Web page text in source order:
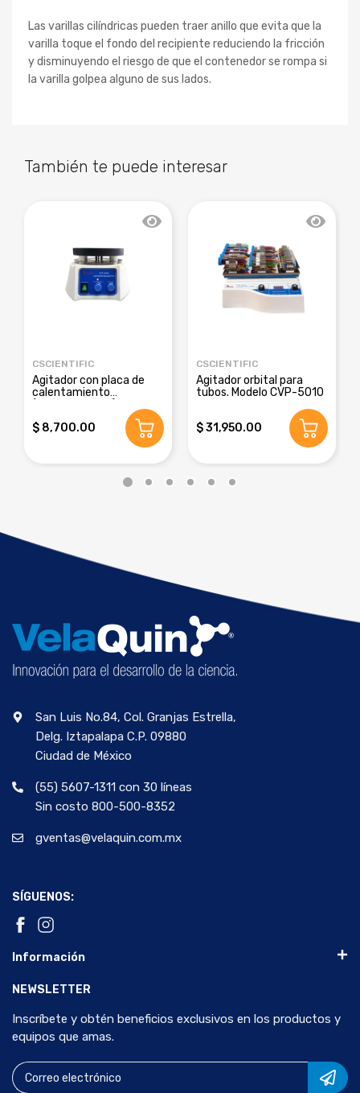
Las varillas cilíndricas pueden traer anillo que evita que la
varilla toque el fondo del recipiente reduciendo la fricción
y disminuyendo el riesgo de que el contenedor se rompa si
la varilla golpea alguno de sus lados.
También te puede interesar
CSCIENTIFIC
Agitador con placa de
calentamiento
$ 8,700.00
CSCIENTIFIC
Agitador orbital para
tubos. Modelo CVP-5010
$ 31,950.00
San Luis No.84, Col. Granjas Estrella,
Delg. Iztapalapa C.P. 09880
Ciudad de México
(55) 5607-1311 con 30 líneas
Sin costo 800-500-8352
gventas@velaquin.com.mx
SÍGUENOS:
Información
NEWSLETTER
Inscríbete y obtén beneficios exclusivos en los productos y
equipos que amas.